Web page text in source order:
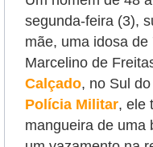
segunda-feira (3),
mãe, uma idosa
Marcelino de
Calçado, no Sul
Polícia Militar, ele
mangueira de uma